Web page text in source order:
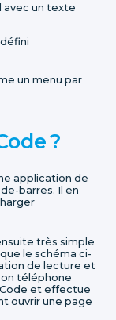
avec un texte
un menu par
?
application de
barres. Il en
très simple
le schéma ci-
de lecture et
téléphone
Code et effectue
ouvrir une page